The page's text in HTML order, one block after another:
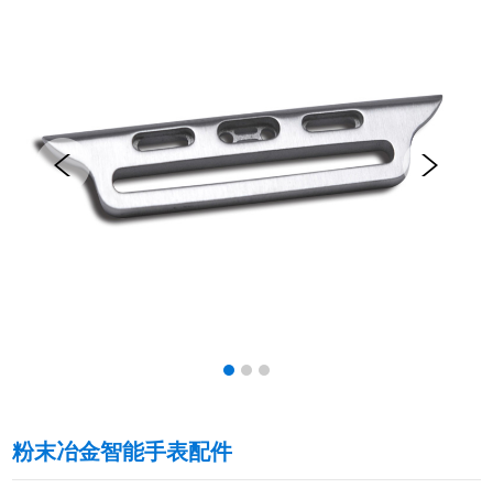
粉末冶金智能手表配件